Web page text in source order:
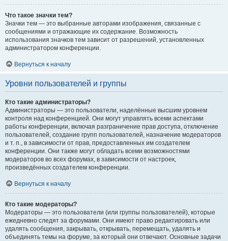
Что такое значки тем?
Значки тем — это выбранные авторами изображения, связанные с
сообщениями и отражающие их содержание. Возможность
использования значков тем зависит от разрешений, установленных
администратором конференции.
Вернуться к началу
Уровни пользователей и группы
Кто такие администраторы?
Администраторы — это пользователи, наделённые высшим уровнем
контроля над конференцией. Они могут управлять всеми аспектами
работы конференции, включая разграничение прав доступа, отключение
пользователей, создание групп пользователей, назначение модераторов
и т. п., в зависимости от прав, предоставленных им создателем
конференции. Они также могут обладать всеми возможностями
модераторов во всех форумах, в зависимости от настроек,
произведённых создателем конференции.
Вернуться к началу
Кто такие модераторы?
Модераторы — это пользователи (или группы пользователей), которые
ежедневно следят за форумами. Они имеют право редактировать или
удалять сообщения, закрывать, открывать, перемещать, удалять и
объединять темы на форуме, за который они отвечают. Основные задачи